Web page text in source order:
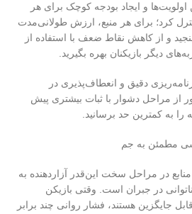
اولویت‌ها و ایجاد بودجه کوچک برای هر
کرد؛ برای هر منبع، ارزش طولانی‌مدت
و از کاهش نقاط ضعف با استفاده از
دیگر بازیکنان بهره بگیرید.
دقیق و انعطاف‌پذیری در
از مراحل دشوار با ثبات بیشتری پیش
به کمترین حد برسانید
مطمئن به جم
در مراحل سخت این‌قدر آزاردهنده به
در جبران است. وقتی بازیکن
جایگزین هستند، فشار روانی چند برابر